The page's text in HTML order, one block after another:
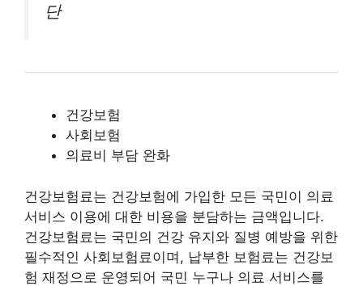
단
건강보험
사회보험
의료비 부담 완화
건강보험료는 건강보험에 가입한 모든 국민이 의료
서비스 이용에 대한 비용을 분담하는 금액입니다.
건강보험료는 국민의 건강 유지와 질병 예방을 위한
필수적인 사회보험료이며, 납부한 보험료는 건강보
험 재정으로 운영되어 국민 누구나 의료 서비스를